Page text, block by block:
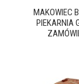
MAKOWIEC
PIEKARNIA